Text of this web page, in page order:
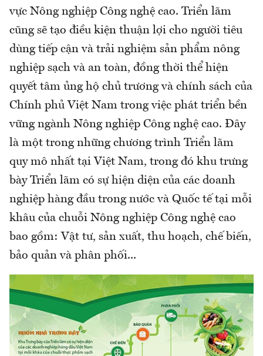
vực Nông nghiệp Công nghệ cao. Triển lãm
cũng sẽ tạo điều kiện thuận lợi cho người tiêu
dùng tiếp cận và trải nghiệm sản phẩm nông
nghiệp sạch và an toàn, đồng thời thể hiện
quyết tâm ủng hộ chủ trương và chính sách của
Chính phủ Việt Nam trong việc phát triển bền
vững ngành Nông nghiệp Công nghệ cao. Đây
là một trong những chương trình Triển lãm
quy mô nhất tại Việt Nam, trong đó khu trưng
bày Triển lãm có sự hiện diện của các doanh
nghiệp hàng đầu trong nước và Quốc tế tại mỗi
khâu của chuỗi Nông nghiệp Công nghệ cao
bao gồm: Vật tư, sản xuất, thu hoạch, chế biến,
bảo quản và phân phối...